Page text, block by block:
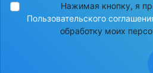
Нажимая кнопку, я
Пользовательского
обработку моих